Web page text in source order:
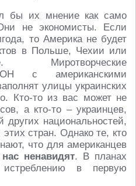
бы их мнение как само
не экономисты. Если
то Америка не будет
в Польше, Чехии или
Миротворческие
с американскими
улицы украинских
Кто-то из вас может не
а кто-то – украинцев,
национальностей,
стран. Однако те, кто
что для американцев
ненавидят. В планах
в первую